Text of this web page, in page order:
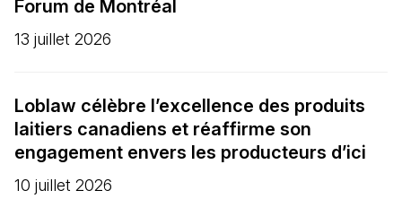
Forum de Montréal
13 juillet 2026
Loblaw célèbre l’excellence des produits
laitiers canadiens et réaffirme son
engagement envers les producteurs d’ici
10 juillet 2026